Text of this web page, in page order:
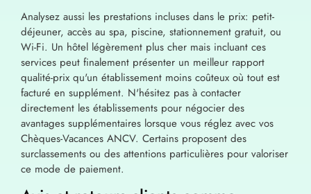
Analysez aussi les prestations incluses dans le prix: petit-
déjeuner, accès au spa, piscine, stationnement gratuit, ou
Wi-Fi. Un hôtel légèrement plus cher mais incluant ces
services peut finalement présenter un meilleur rapport
qualité-prix qu'un établissement moins coûteux où tout est
facturé en supplément. N'hésitez pas à contacter
directement les établissements pour négocier des
avantages supplémentaires lorsque vous réglez avec vos
Chèques-Vacances ANCV. Certains proposent des
surclassements ou des attentions particulières pour valoriser
ce mode de paiement.